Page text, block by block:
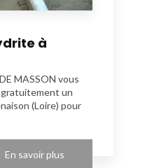
à
MASSON vous
gratuitement un
(Loire) pour
En savoir plus